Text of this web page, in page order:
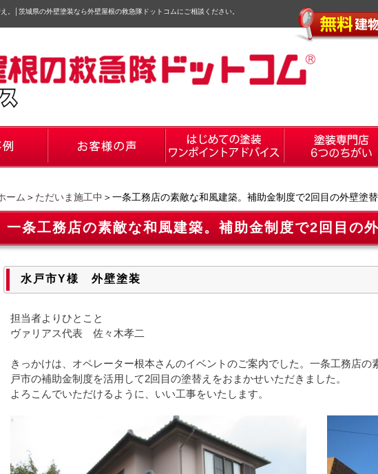
。 茨城県の外壁塗装なら外壁屋根の救急隊ドットコムにご相談ください。
ーム ＞ ただいま施工中 ＞一条工務店の素敵な和風建築。補助金制度で2回目の外壁塗
一条工務店の素敵な和風建築。補助金制度で2回目の
水戸市Y様 外壁塗装
担当者よりひとこと
ヴァリアス代表 佐々木孝二
きっかけは、オペレーター根本さんのイベントのご案内でした。一条工務店
戸市の補助金制度を活用して2回目の塗替えをおまかせいただきました。
よろこんでいただけるように、いい工事をいたします。